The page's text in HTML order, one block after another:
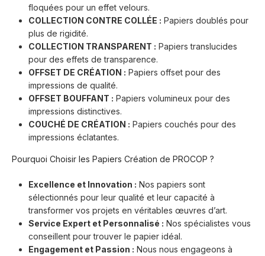
floquées pour un effet velours.
COLLECTION CONTRE COLLÉE : Papiers doublés pour
plus de rigidité.
COLLECTION TRANSPARENT : Papiers translucides
pour des effets de transparence.
OFFSET DE CRÉATION : Papiers offset pour des
impressions de qualité.
OFFSET BOUFFANT : Papiers volumineux pour des
impressions distinctives.
COUCHÉ DE CRÉATION : Papiers couchés pour des
impressions éclatantes.
Pourquoi Choisir les Papiers Création de PROCOP ?
Excellence et Innovation : Nos papiers sont
sélectionnés pour leur qualité et leur capacité à
transformer vos projets en véritables œuvres d’art.
Service Expert et Personnalisé : Nos spécialistes vous
conseillent pour trouver le papier idéal.
Engagement et Passion : Nous nous engageons à